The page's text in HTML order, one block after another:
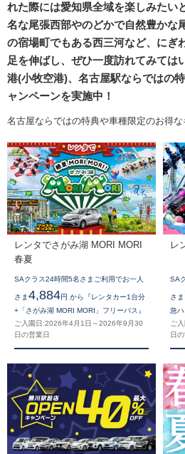
れた際には愛知県全域を楽しみたい
名な尾張西部やのどかで自然豊かな
の宿場町でもある西三河など、にぎ
足を伸ばし、ぜひ一度訪れてみては
港(小牧空港)、名古屋駅ならではの
ャンペーンを実施中！
名古屋ならではの特典や車種限定のお得な
レンタでさがみ湖 MORI MORI
春夏
SAクラス24時間5名さまご利用でお一人
さま4,884円 から『レンタカー1台分
+「さがみ湖 MORI MORI」フリーパス』
ご入園日:2026年4月1日～2026年9月30
日の営業日
レ
SA
さま
急
ご
日